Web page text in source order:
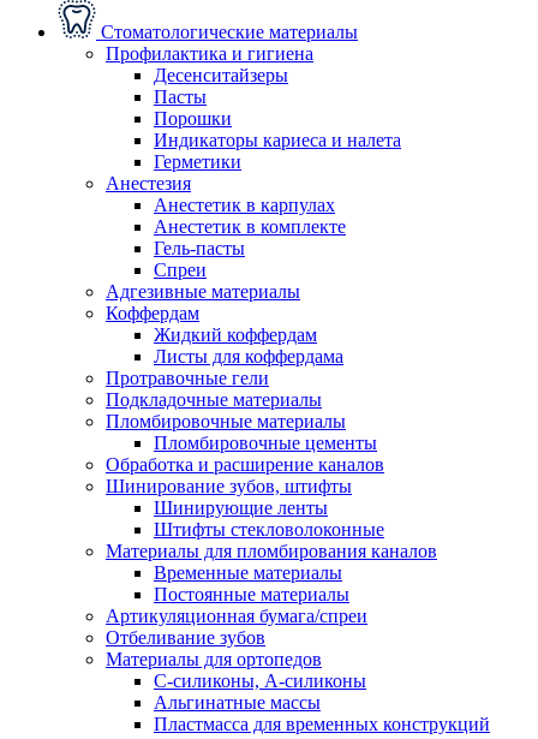
Стоматологические материалы
Профилактика и гигиена
Десенситайзеры
Пасты
Порошки
Индикаторы кариеса и налета
Герметики
Анестезия
Анестетик в карпулах
Анестетик в комплекте
Гель-пасты
Спреи
Адгезивные материалы
Коффердам
Жидкий коффердам
Листы для коффердама
Протравочные гели
Подкладочные материалы
Пломбировочные материалы
Пломбировочные цементы
Обработка и расширение каналов
Шинирование зубов, штифты
Шинирующие ленты
Штифты стекловолоконные
Материалы для пломбирования каналов
Временные материалы
Постоянные материалы
Артикуляционная бумага/спреи
Отбеливание зубов
Материалы для ортопедов
C-силиконы, А-силиконы
Альгинатные массы
Пластмасса для временных конструкций